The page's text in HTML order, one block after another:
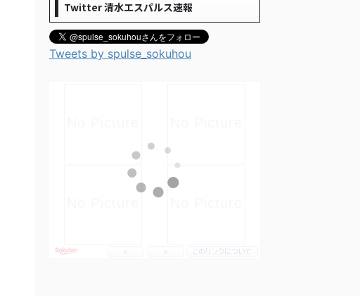
Twitter 清水エスパルス速報
Tweets by spulse_sokuhou